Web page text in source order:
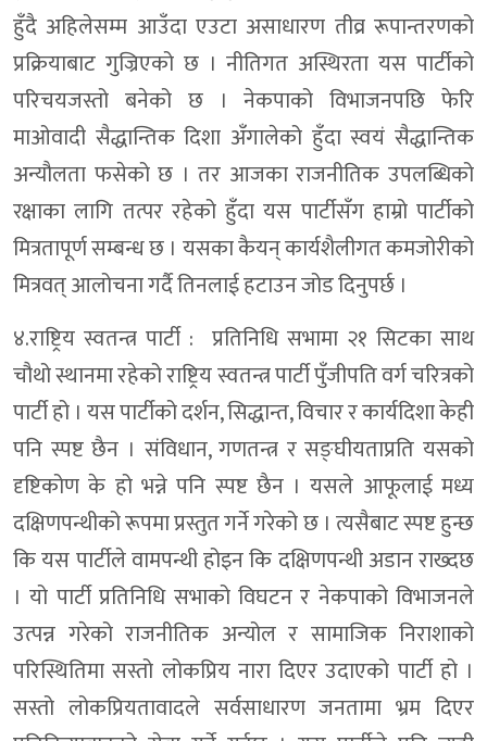
हुँदै अहिलेसम्म आउँदा एउटा असाधारण तीव्र रूपान्तरणको
प्रक्रियाबाट गुज्रिएको छ । नीतिगत अस्थिरता यस पार्टीको
परिचयजस्तो बनेको छ । नेकपाको विभाजनपछि फेरि
माओवादी सैद्धान्तिक दिशा अँगालेको हुँदा स्वयं सैद्धान्तिक
अन्यौलता फसेको छ । तर आजका राजनीतिक उपलब्धिको
रक्षाका लागि तत्पर रहेको हुँदा यस पार्टीसँग हाम्रो पार्टीको
मित्रतापूर्ण सम्बन्ध छ । यसका कैयन् कार्यशैलीगत कमजोरीको
मित्रवत् आलोचना गर्दै तिनलाई हटाउन जोड दिनुपर्छ ।
४.राष्ट्रिय स्वतन्त्र पार्टी : प्रतिनिधि सभामा २१ सिटका साथ
चौथो स्थानमा रहेको राष्ट्रिय स्वतन्त्र पार्टी पुँजीपति वर्ग चरित्रको
पार्टी हो । यस पार्टीको दर्शन, सिद्धान्त, विचार र कार्यदिशा केही
पनि स्पष्ट छैन । संविधान, गणतन्त्र र सङ्घीयताप्रति यसको
दृष्टिकोण के हो भन्ने पनि स्पष्ट छैन । यसले आफूलाई मध्य
दक्षिणपन्थीको रूपमा प्रस्तुत गर्ने गरेको छ । त्यसैबाट स्पष्ट हुन्छ
कि यस पार्टीले वामपन्थी होइन कि दक्षिणपन्थी अडान राख्दछ
। यो पार्टी प्रतिनिधि सभाको विघटन र नेकपाको विभाजनले
उत्पन्न गरेको राजनीतिक अन्योल र सामाजिक निराशाको
परिस्थितिमा सस्तो लोकप्रिय नारा दिएर उदाएको पार्टी हो ।
सस्तो लोकप्रियतावादले सर्वसाधारण जनतामा भ्रम दिएर